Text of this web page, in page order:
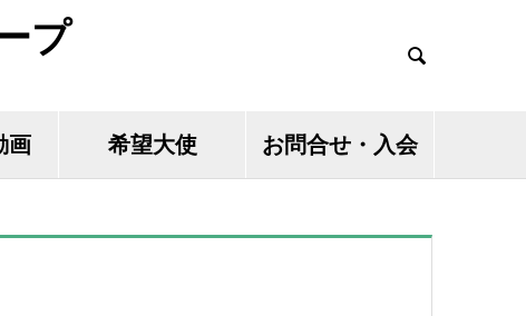
プ 
画 希望大使 お問合せ・入会